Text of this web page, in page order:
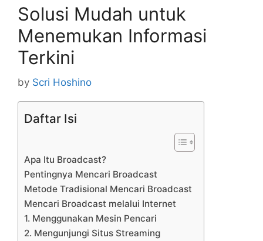
Solusi Mudah untuk
Menemukan Informasi
Terkini
by Scri Hoshino
Daftar Isi
Apa Itu Broadcast?
Pentingnya Mencari Broadcast
Metode Tradisional Mencari Broadcast
Mencari Broadcast melalui Internet
1. Menggunakan Mesin Pencari
2. Mengunjungi Situs Streaming